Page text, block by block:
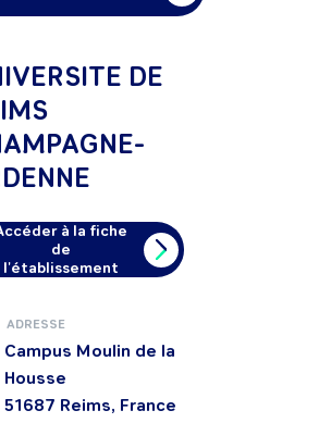
DE
à la fiche
de
l'établissement
ADRESSE
Campus Moulin de la
Housse
51687 Reims, France